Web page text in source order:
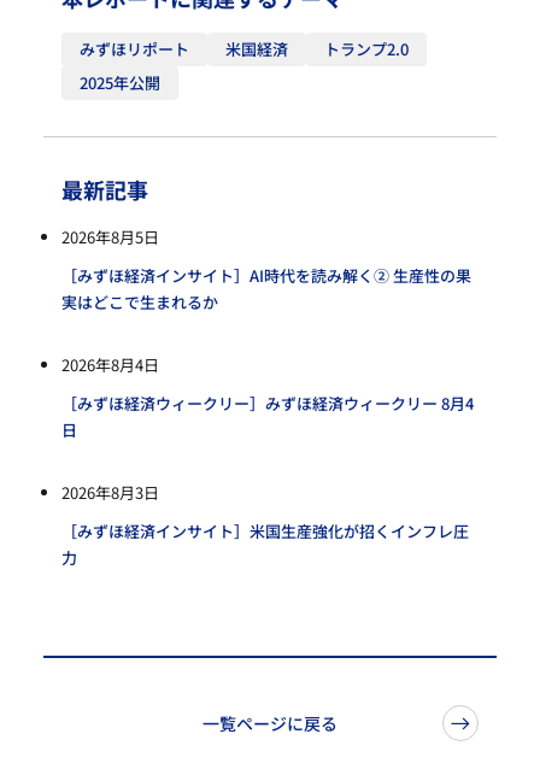
最新記事
2026年8月5日
［みずほ経済インサイト］AI時代を読み解く② 生産性の果
実はどこで生まれるか
2026年8月4日
［みずほ経済ウィークリー］みずほ経済ウィークリー 8月4
日
2026年8月3日
［みずほ経済インサイト］米国生産強化が招くインフレ圧
力
一覧ページに戻る
みずほリポート 米国経済
トランプ2.0
2025年公開